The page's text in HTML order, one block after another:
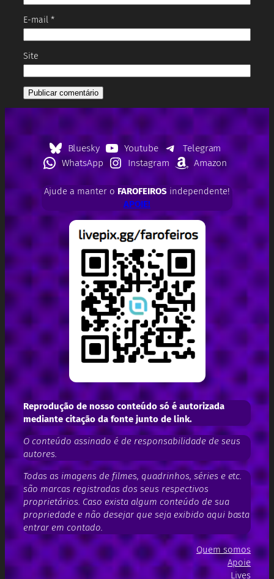
E-mail *
Site
Bluesky Youtube
Telegram
WhatsApp
Instagram Amazon
Ajude a manter o FAROFEIROSindependente!
APOIE!
Reprodução de nosso conteúdo só é autorizada
mediante citação da fonte junto de link.
O conteúdo assinado é de responsabilidade de seus
autores.
Todas as imagens de filmes, quadrinhos, séries e etc.
são marcas registradas dos seus respectivos
proprietários. Caso exista algum conteúdo de sua
propriedade e não desejar que seja exibido aqui basta
entrar em contado.
Quem somos
Apoie
Lives